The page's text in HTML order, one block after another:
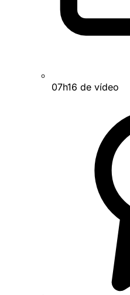
07h16 de vídeo